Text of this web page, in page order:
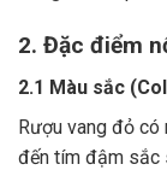
2. Đặc điểm
2.1 Màu sắc
Rượu vang đỏ có
đến tím đậm sắc